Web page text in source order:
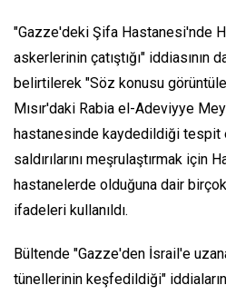
"Gazze'deki Şifa Hastanesi'nde
askerlerinin çatıştığı" iddiasının
belirtilerek "Söz konusu
Mısır'daki Rabia el-Adeviyye
hastanesinde kaydedildiği tespit
saldırılarını meşrulaştırmak için
hastanelerde olduğuna dair
ifadeleri kullanıldı.
Bültende "Gazze'den İsrail'e
tünellerinin keşfedildiği"